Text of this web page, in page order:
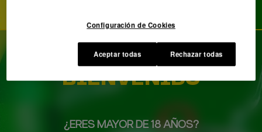
BIENVENIDO
¿ERES MAYOR DE 18 AÑOS?
Configuración de Cookies
Rechazar todas
Aceptar todas